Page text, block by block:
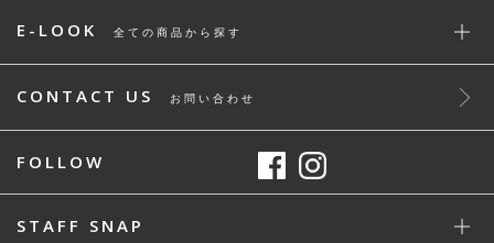
E-LOOK 全ての商品から探す
CONTACT US お問い合わせ
FOLLOW
STAFF SNAP